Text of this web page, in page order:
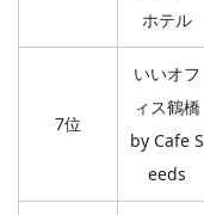
ホテル
7位
いいオフ
ィス鶴橋
by Cafe S
eeds